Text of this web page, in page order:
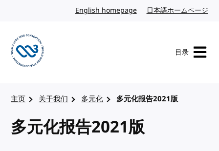
English homepage英文日本語ホームページ
目录
主页 关于我们 多元化 多元化报告2021版
多元化报告2021版